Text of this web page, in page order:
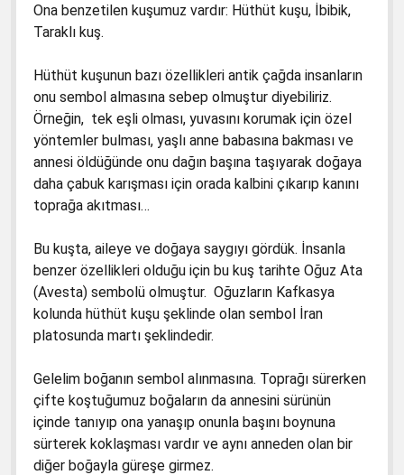
Ona benzetilen kuşumuz vardır: Hüthüt kuşu, İbibik,
Taraklı kuş.
Hüthüt kuşunun bazı özellikleri antik çağda insanların
onu sembol almasına sebep olmuştur diyebiliriz.
Örneğin, tek eşli olması, yuvasını korumak için özel
yöntemler bulması, yaşlı anne babasına bakması ve
annesi öldüğünde onu dağın başına taşıyarak doğaya
daha çabuk karışması için orada kalbini çıkarıp kanını
toprağa akıtması…
Bu kuşta, aileye ve doğaya saygıyı gördük. İnsanla
benzer özellikleri olduğu için bu kuş tarihte Oğuz Ata
(Avesta) sembolü olmuştur. Oğuzların Kafkasya
kolunda hüthüt kuşu şeklinde olan sembol İran
platosunda martı şeklindedir.
Gelelim boğanın sembol alınmasına. Toprağı sürerken
çifte koştuğumuz boğaların da annesini sürünün
içinde tanıyıp ona yanaşıp onunla başını boynuna
sürterek koklaşması vardır ve aynı anneden olan bir
diğer boğayla güreşe girmez.